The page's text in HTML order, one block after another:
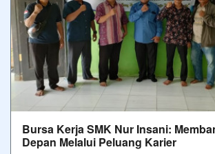
Bursa Kerja SMK Nur Insani:
Depan Melalui Peluang Karier